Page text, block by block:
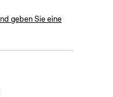
geben Sie eine